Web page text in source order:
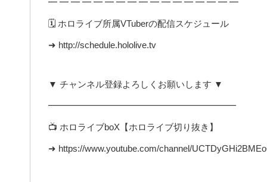
━ ━ ━ ━ ━ ━ ━ ━ ━ ━ ━ ━ ━ ━ ━ ━ ━
🗓️ ホロライブ所属VTuberの配信スケジュール
➜ http://schedule.hololive.tv
▼ チャンネル登録よろしくお願いします ▼
━━━━━━━━━━━━━━━━━━━━━
📺 ホロライブboX【ホロライブ切り抜き】
➜ https://www.youtube.com/channel/